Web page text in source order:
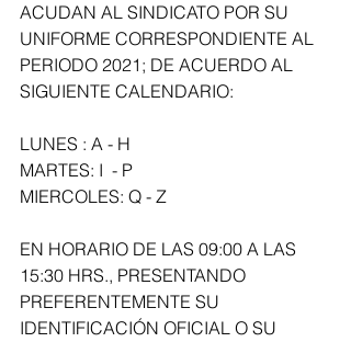
ACUDAN AL SINDICATO POR SU
UNIFORME CORRESPONDIENTE AL
PERIODO 2021; DE ACUERDO AL
SIGUIENTE CALENDARIO:
LUNES : A - H
MARTES: I  - P
MIERCOLES: Q - Z
EN HORARIO DE LAS 09:00 A LAS
15:30 HRS., PRESENTANDO
PREFERENTEMENTE SU
IDENTIFICACIÓN OFICIAL O SU